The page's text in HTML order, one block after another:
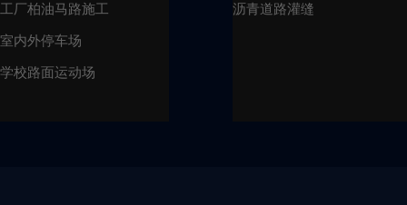
工厂柏油马路施工
室内外停车场
学校路面运动场
沥青道路灌缝